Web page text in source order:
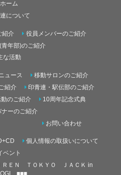
ホーム
について
紹介
役員メンバーのご紹介
青年部)のご紹介
な活動
ュース
移動サロンのご紹介
紹介
印青連・駅伝部のご紹介
のご紹介
10周年記念式典
ナーのご紹介
お問い合わせ
個人情報の取扱いについて
ベント
ＲＥＮ ＴＯＫＹＯ ＪＡＣＫ in
■■■